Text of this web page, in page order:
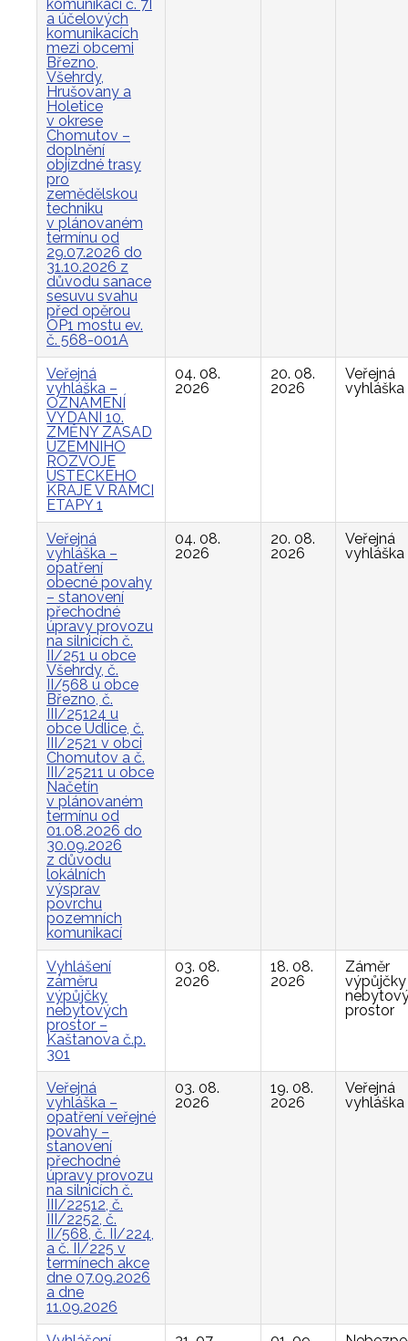
komunikaci č. 7I
a účelových
komunikacích
mezi obcemi
Březno,
Všehrdy,
Hrušovany a
Holetice
v okrese
Chomutov –
doplnění
objízdné trasy
pro
zemědělskou
techniku
v plánovaném
termínu od
29.07.2026 do
31.10.2026 z
důvodu sanace
sesuvu svahu
před opěrou
OP1 mostu ev.
č. 568-001A
Veřejná
vyhláška –
OZNÁMENÍ
VYDÁNÍ 10.
ZMĚNY ZÁSAD
ÚZEMNÍHO
ROZVOJE
ÚSTECKÉHO
KRAJE V RÁMCI
ETAPY 1
04. 08.
2026
20. 08.
2026
Veřejná
vyhláška
Veřejná
vyhláška –
opatření
obecné povahy
– stanovení
přechodné
úpravy provozu
na silnicích č.
II/251 u obce
Všehrdy, č.
II/568 u obce
Březno, č.
III/25124 u
obce Údlice, č.
III/2521 v obci
Chomutov a č.
III/25211 u obce
Načetín
v plánovaném
termínu od
01.08.2026 do
30.09.2026
z důvodu
lokálních
výsprav
povrchu
pozemních
komunikací
04. 08.
2026
20. 08.
2026
Veřejná
vyhláška
Vyhlášení
záměru
výpůjčky
nebytových
prostor –
Kaštanova č.p.
301
03. 08.
2026
18. 08.
2026
Záměr
výpůjčky
prostor
Veřejná
vyhláška –
opatření veřejné
povahy –
stanovení
přechodné
úpravy provozu
na silnicích č.
III/22512, č.
III/2252, č.
II/568, č. II/224,
a č. II/225 v
termínech akce
dne 07.09.2026
a dne
11.09.2026
03. 08.
2026
19. 08.
2026
Veřejná
vyhláška